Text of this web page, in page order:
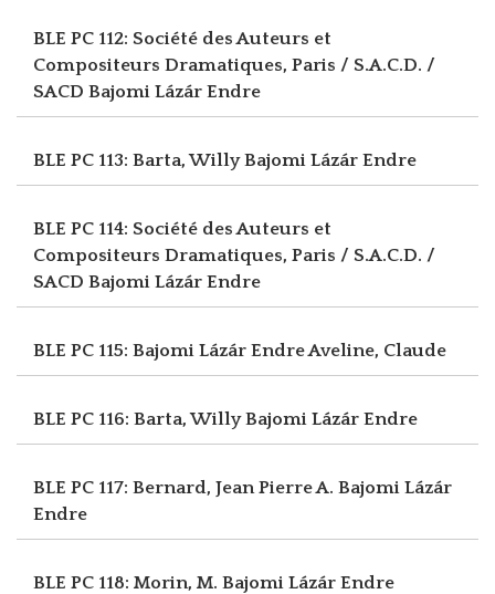
BLE PC 112: Société des Auteurs et
Compositeurs Dramatiques, Paris / S.A.C.D. /
SACD Bajomi Lázár Endre
BLE PC 113: Barta, WillyBajomi Lázár Endre
BLE PC 114: Société des Auteurs et
Compositeurs Dramatiques, Paris / S.A.C.D. /
SACD Bajomi Lázár Endre
BLE PC 115: Bajomi Lázár EndreAveline, Claude
BLE PC 116: Barta, WillyBajomi Lázár Endre
BLE PC 117: Bernard, Jean Pierre A. Bajomi Lázár
Endre
BLE PC 118: Morin, M. Bajomi Lázár Endre